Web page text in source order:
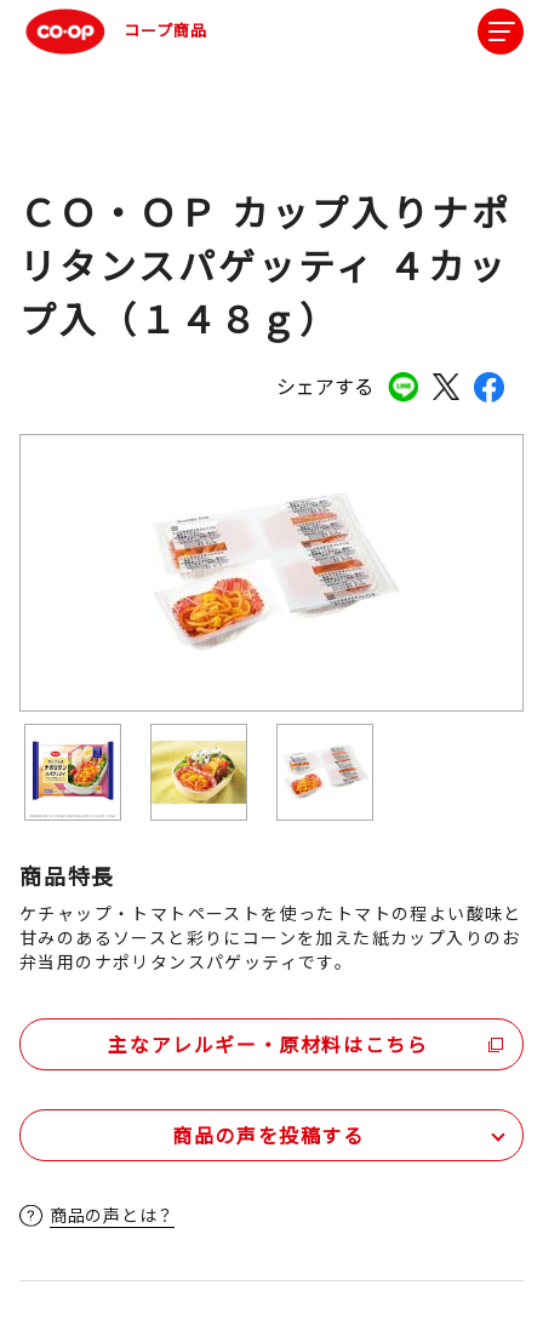
コープ商品
シェアする
ＣＯ・ＯＰ カップ入りナポ
リタンスパゲッティ ４カッ
プ入（１４８ｇ）
商品特長
ケチャップ・トマトペーストを使ったトマトの程よい酸味と
甘みのあるソースと彩りにコーンを加えた紙カップ入りのお
弁当用のナポリタンスパゲッティです。
主なアレルギー・原材料はこちら
商品の声を投稿する
商品の声とは？